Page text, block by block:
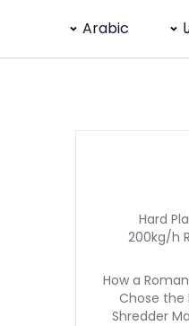
Arabic
Hard
200kg/h
How a
Chose the
Shredder